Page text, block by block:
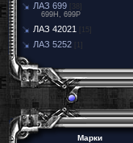
ЛАЗ 699
699Н, 699Р
ЛАЗ 42021 [15]
ЛАЗ 5252
Марки